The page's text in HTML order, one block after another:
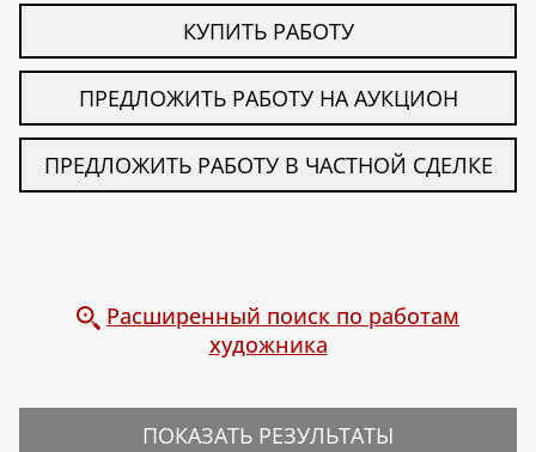
КУПИТЬ РАБОТУ
ПРЕДЛОЖИТЬ РАБОТУ НА АУКЦИОН
ПРЕДЛОЖИТЬ РАБОТУ В ЧАСТНОЙ СДЕЛКЕ
Расширенный поиск по работам
художника
ПОКАЗАТЬ РЕЗУЛЬТАТЫ